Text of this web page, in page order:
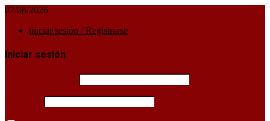
07/08/2026
iniciar sesión / Registrarse
Iniciar sesión